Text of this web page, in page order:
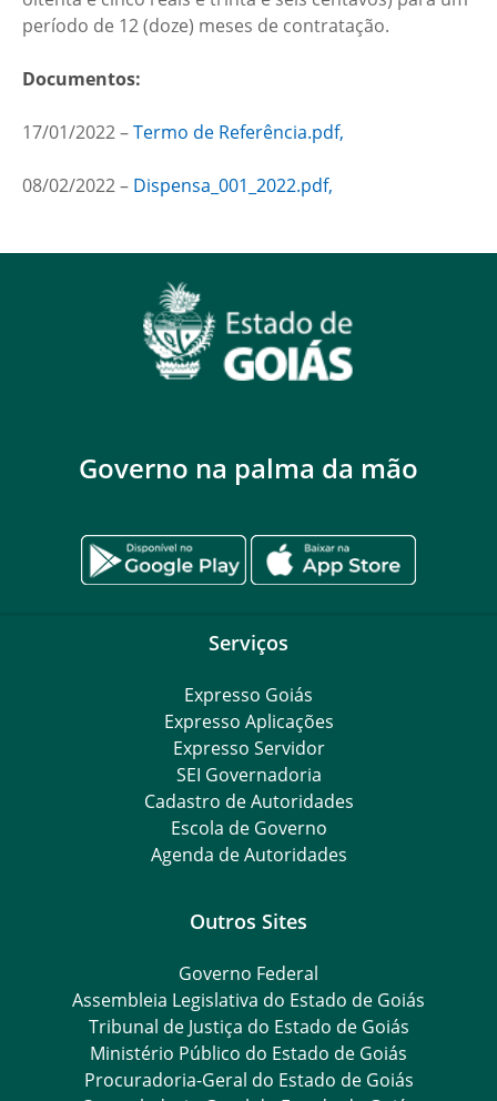
período de 12 (doze) meses de contratação.
Documentos:
17/01/2022 –Termo de Referência.pdf,
08/02/2022 – Dispensa_001_2022.pdf,
Governo na palma da mão
Serviços
Expresso Goiás
Expresso Aplicações
Expresso Servidor
SEI Governadoria
Cadastro de Autoridades
Escola de Governo
Agenda de Autoridades
Outros Sites
Governo Federal
Assembleia Legislativa do Estado de Goiás
Tribunal de Justiça do Estado de Goiás
Ministério Público do Estado de Goiás
Procuradoria-Geral do Estado de Goiás